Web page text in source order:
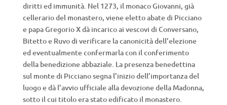
diritti ed immunità. Nel 1273, il monaco Giovanni, già
cellerario del monastero, viene eletto abate di Picciano
e papa Gregorio X dà incarico ai vescovi di Conversano,
Bitetto e Ruvo di verificare la canonicità dell’elezione
ed eventualmente confermarla con il conferimento
della benedizione abbaziale. La presenza benedettina
sul monte di Picciano segna l’inizio dell’importanza del
luogo e dà l’avvio ufficiale alla devozione della Madonna,
sotto il cui titolo era stato edificato il monastero.